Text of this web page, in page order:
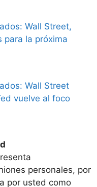
Wall Street,
para la próxima
Wall Street
vuelve al foco
personales, por
por usted como